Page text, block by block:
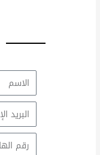
الاسم
Email
Email